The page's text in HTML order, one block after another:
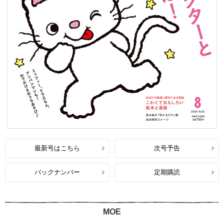
最新号はこちら 次号予告
バックナンバー 定期購読
MOE